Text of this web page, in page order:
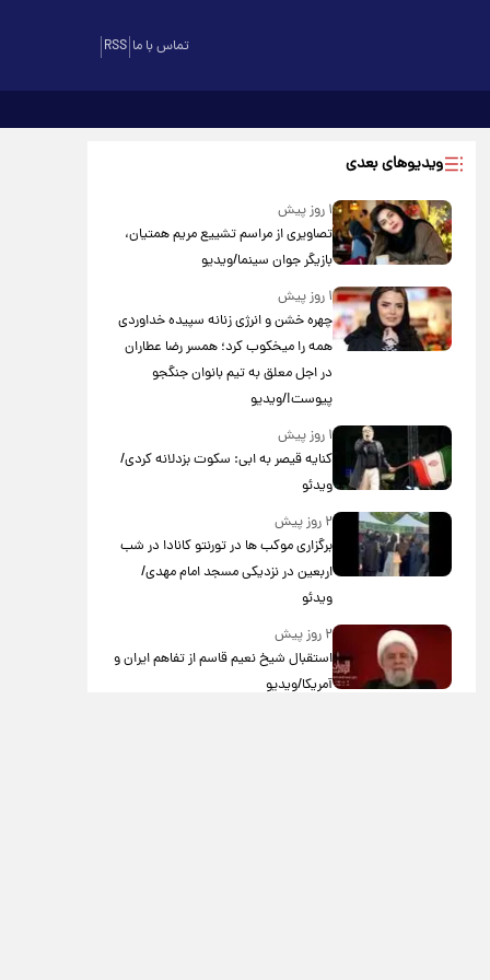
RSS تماس با ما
ویدیوهای بعدی
۱ روز پیش
تصاویری از مراسم تشییع مریم همتیان،
بازیگر جوان سینما/ویدیو
۱ روز پیش
چهره خشن و انرژی زنانه سپیده خداوردی
همه را میخکوب کرد؛ همسر رضا عطاران
در اجل معلق به تیم بانوان جنگجو
پیوست!/ویدیو
۱ روز پیش
کنایه قیصر به ابی: سکوت بزدلانه کردی/
ویدئو
۲ روز پیش
برگزاری موکب ها در تورنتو کانادا در شب
اربعین در نزدیکی مسجد امام مهدی/
ویدئو
۲ روز پیش
استقبال شیخ نعیم قاسم از تفاهم ایران و
آمریکا/ویدیو